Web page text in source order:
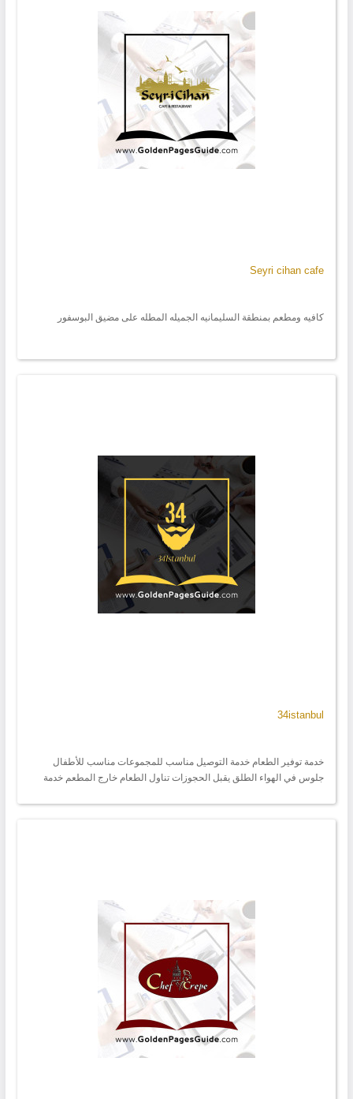
Seyri cihan cafe
كافيه ومطعم بمنطقة السليمانيه الجميله المطله على مضيق البوسفور
34istanbul
خدمة توفير الطعام خدمة التوصيل مناسب للمجموعات مناسب للأطفال
جلوس في الهواء الطلق يقبل الحجوزات تناول الطعام خارج المطعم خدمة